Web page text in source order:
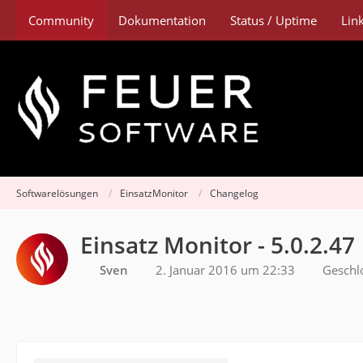
Community Dokumentation Status / Uptime
Softwarelösungen EinsatzMonitor Changelog
Einsatz Monitor - 5.0.2.47
Sven 2. Januar 2016 um 22:33